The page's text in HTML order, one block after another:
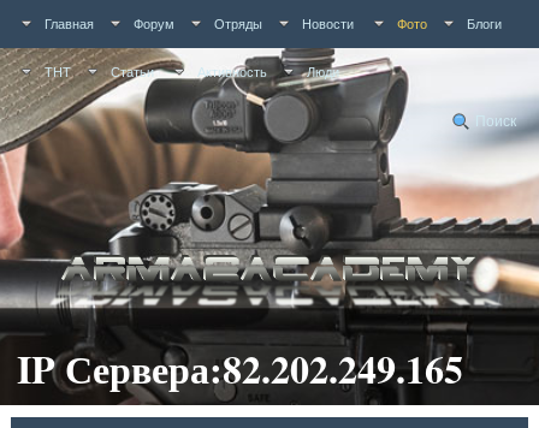
Главная Форум Отряды Новости Фото Блоги
ТНТ Статьи Активность Люди
Поиск
IP Сервера:82.202.249.165